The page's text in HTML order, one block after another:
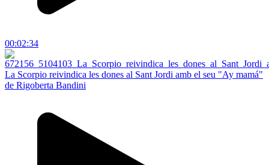
00:02:34
La Scorpio reivindica les dones al Sant Jordi amb el seu "Ay mamá"
de Rigoberta Bandini